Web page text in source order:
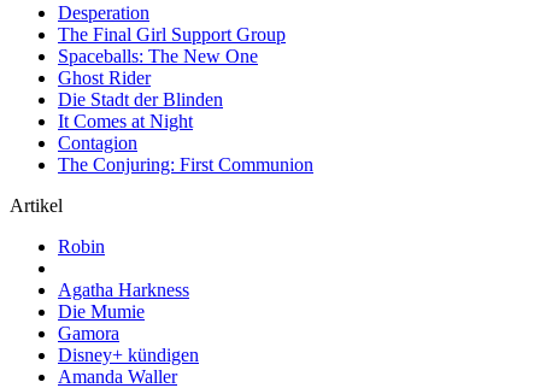
Desperation
The Final Girl Support Group
Spaceballs: The New One
Ghost Rider
Die Stadt der Blinden
It Comes at Night
Contagion
The Conjuring: First Communion
Artikel
Robin
Agatha Harkness
Die Mumie
Gamora
Disney+ kündigen
Amanda Waller